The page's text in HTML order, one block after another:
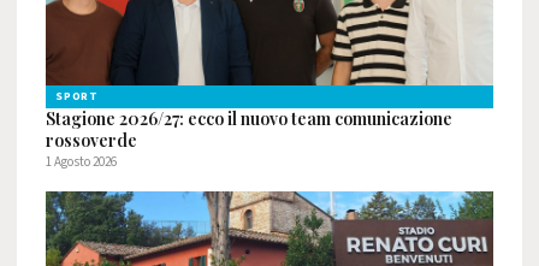
SPORT
Stagione 2026/27: ecco il nuovo team comunicazione
rossoverde
1 Agosto 2026